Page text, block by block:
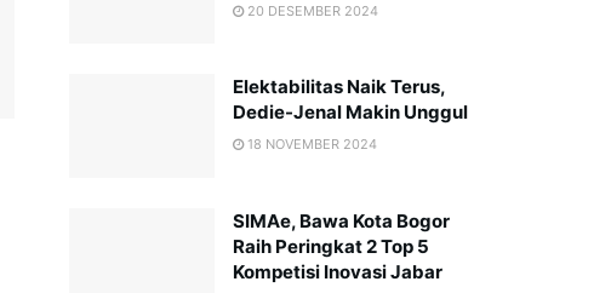
20 DESEMBER 2024
Elektabilitas Naik Terus,
Dedie-Jenal Makin Unggul
18 NOVEMBER 2024
SIMAe, Bawa Kota Bogor
Raih Peringkat 2 Top 5
Kompetisi Inovasi Jabar